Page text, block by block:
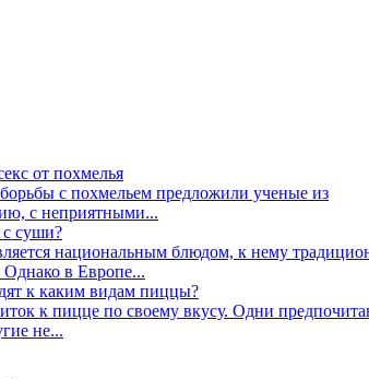
от похмелья
с похмельем предложили ученые из
с неприятными...
с суши?
национальным блюдом, к нему
Однако в Европе...
к каким видам пиццы?
к пицце по своему вкусу. Одни
не...